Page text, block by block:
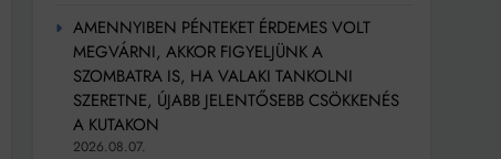
AMENNYIBEN PÉNTEKET ÉRDEMES VOLT
MEGVÁRNI, AKKOR FIGYELJÜNK A
SZOMBATRA IS, HA VALAKI TANKOLNI
SZERETNE, ÚJABB JELENTŐSEBB CSÖKKENÉS
A KUTAKON
2026.08.07.